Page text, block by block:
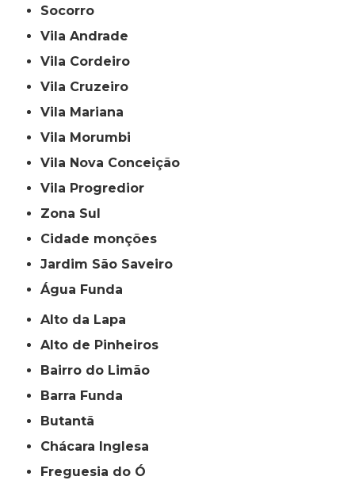
Socorro
Vila Andrade
Vila Cordeiro
Vila Cruzeiro
Vila Mariana
Vila Morumbi
Vila Nova Conceição
Vila Progredior
Zona Sul
cidade monções
jardim São Saveiro
Água Funda
Alto da Lapa
Alto de Pinheiros
Bairro do Limão
Barra Funda
Butantã
Chácara Inglesa
Freguesia do Ó